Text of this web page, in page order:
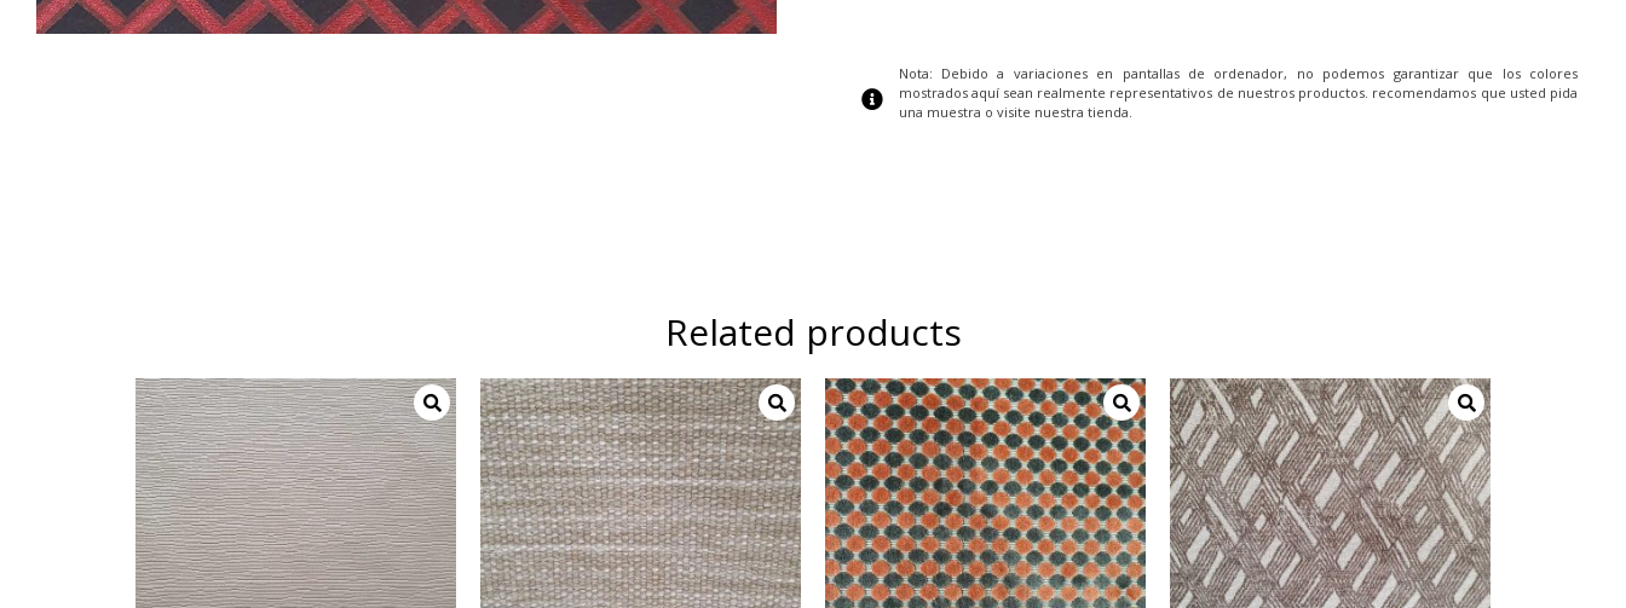
Nota: Debido a variaciones en pantallas de ordenador, no podemos garantizar que los colores
mostrados aquí sean realmente representativos de nuestros productos. recomendamos que usted pida
una muestra o visite nuestra tienda.
Related products